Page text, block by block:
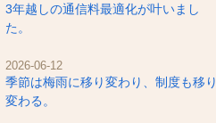
3年越しの通信料最適化が叶いまし
た。
2026-06-12
季節は梅雨に移り変わり、制度も移り
変わる。